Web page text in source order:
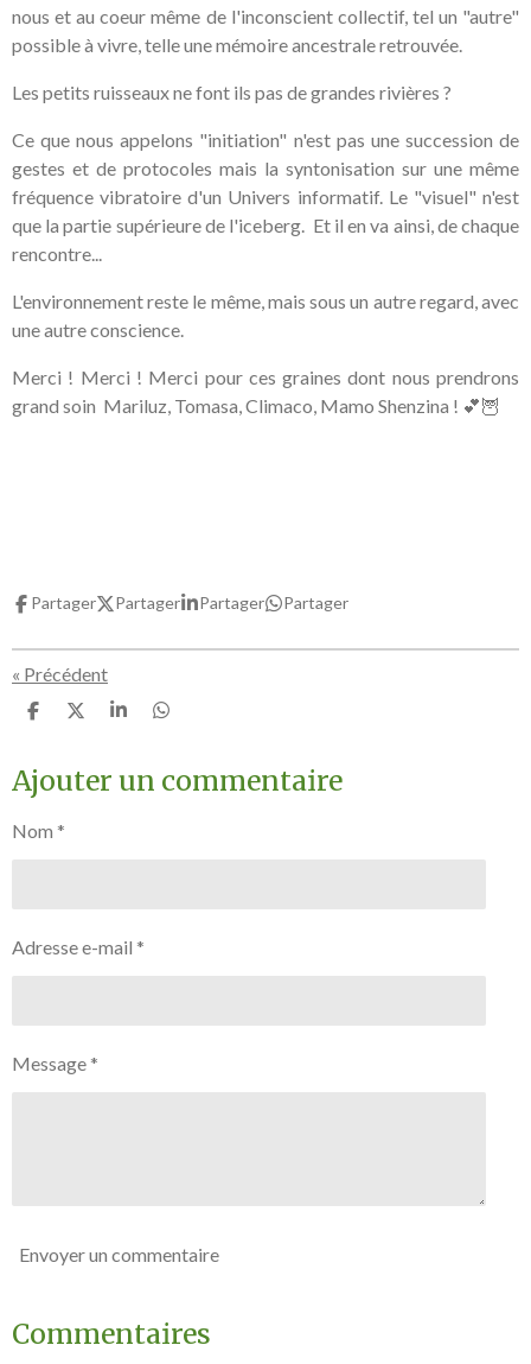
nous et au coeur même de l'inconscient collectif, tel un "autre"
possible à vivre, telle une mémoire ancestrale retrouvée.
Les petits ruisseaux ne font ils pas de grandes rivières ?
Ce que nous appelons "initiation" n'est pas une succession de
gestes et de protocoles mais la syntonisation sur une même
fréquence vibratoire d'un Univers informatif. Le "visuel" n'est
que la partie supérieure de l'iceberg. Et il en va ainsi, de chaque
rencontre...
L'environnement reste le même, mais sous un autre regard, avec
une autre conscience.
Merci ! Merci ! Merci pour ces graines dont nous prendrons
grand soin Mariluz, Tomasa, Climaco, Mamo Shenzina ! 💕🦉
Partager Partager Partager Partager
« Précédent
P
t
a
e
P
t
a
P
t
a
P
t
a
Ajouter un commentaire
Nom *
Adresse e-mail *
Message *
Envoyer un commentaire
Commentaires